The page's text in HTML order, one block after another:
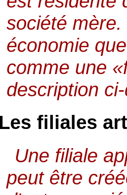
société
économie
comme une
description
filiales
Une filiale
peut être